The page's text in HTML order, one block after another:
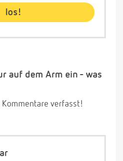
auf dem Arm ein - was
verfasst!